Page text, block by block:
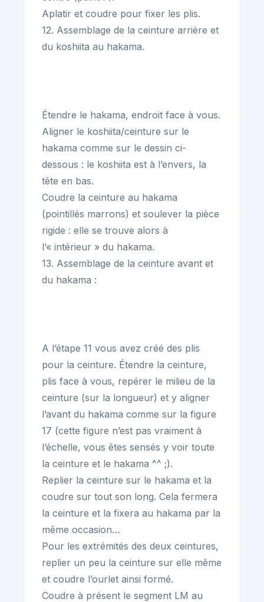
Aplatir et coudre pour fixer les plis.
12. Assemblage de la ceinture arrière et
du koshiita au hakama.
Étendre le hakama, endroit face à vous.
Aligner le koshiita/ceinture sur le
hakama comme sur le dessin ci-
dessous : le koshiita est à l’envers, la
tête en bas.
Coudre la ceinture au hakama
(pointillés marrons) et soulever la pièce
rigide : elle se trouve alors à
l’« intérieur » du hakama.
13. Assemblage de la ceinture avant et
du hakama :
A l’étape 11 vous avez créé des plis
pour la ceinture. Étendre la ceinture,
plis face à vous, repérer le milieu de la
ceinture (sur la longueur) et y aligner
l’avant du hakama comme sur la figure
17 (cette figure n’est pas vraiment à
l’échelle, vous êtes sensés y voir toute
la ceinture et le hakama ^^ ;).
Replier la ceinture sur le hakama et la
coudre sur tout son long. Cela fermera
la ceinture et la fixera au hakama par la
même occasion…
Pour les extrémités des deux ceintures,
replier un peu la ceinture sur elle même
et coudre l’ourlet ainsi formé.
Coudre à présent le segment LM au